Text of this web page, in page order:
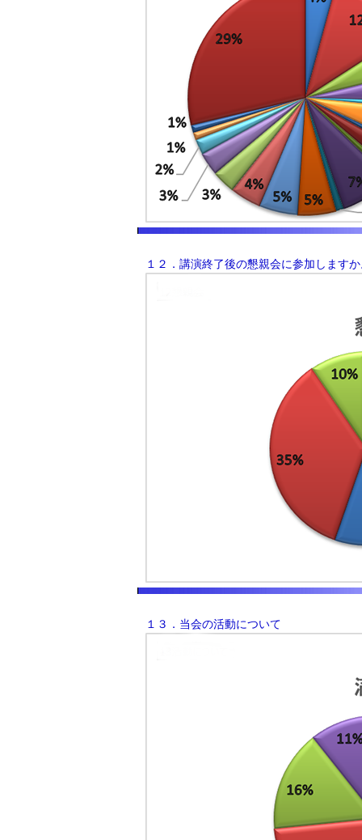
１２．講演終了後の懇親会に参加します
１３．当会の活動について